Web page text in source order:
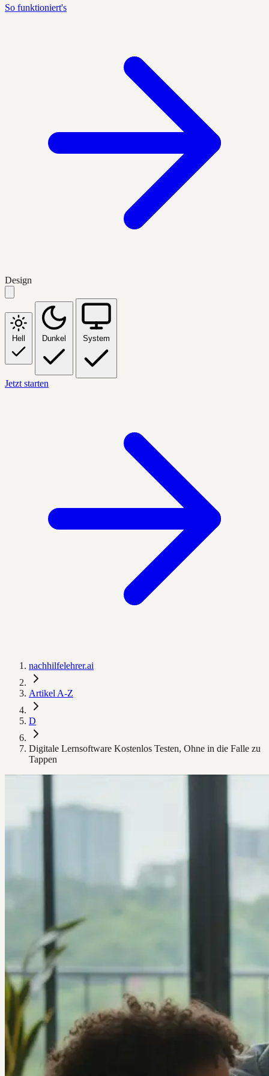
So funktioniert's
Design
Hell Dunkel System
Jetzt starten
nachhilfelehrer.ai
Artikel A-Z
D
Digitale Lernsoftware Kostenlos Testen, Ohne in die Falle zu
Tappen